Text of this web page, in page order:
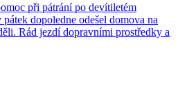
při pátrání po devítiletém
dopoledne odešel domova na
Rád jezdí dopravními prostředky a